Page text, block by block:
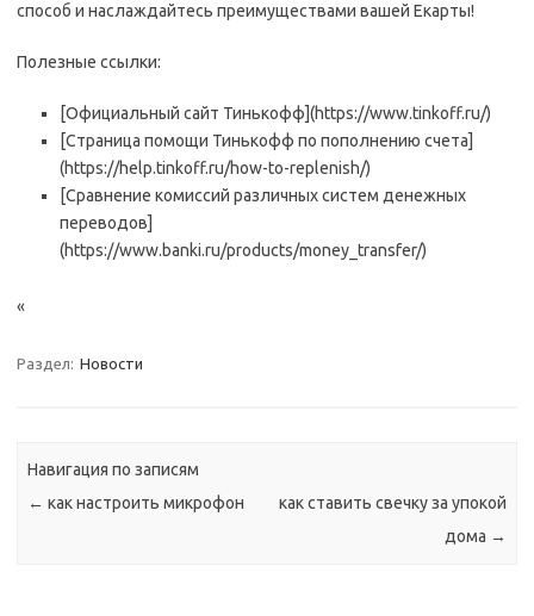
способ и наслаждайтесь преимуществами вашей Екарты!
Полезные ссылки:
[Официальный сайт Тинькофф](https://www.tinkoff.ru/)
[Страница помощи Тинькофф по пополнению счета]
(https://help.tinkoff.ru/how-to-replenish/)
[Сравнение комиссий различных систем денежных
переводов]
(https://www.banki.ru/products/money_transfer/)
«
Раздел: Новости
Навигация по записям
← как настроить микрофон
как ставить свечку за упокой
дома →